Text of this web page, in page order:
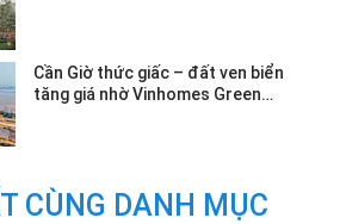
Cần Giờ thức giấc – đất ven biển
tăng giá nhờ Vinhomes Green
CÙNG DANH MỤC